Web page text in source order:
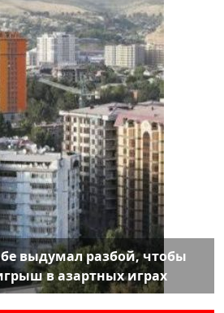
выдумал разбой, чтобы
в азартных играх